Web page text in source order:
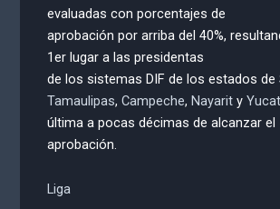
evaluadas con porcentajes de
aprobación por arriba del 40%,
1er lugar a las presidentas
de los sistemas DIF de los estados de
Tamaulipas,Campeche,Nayarit y
última a pocas décimas de alcanzar el
aprobación.
Liga